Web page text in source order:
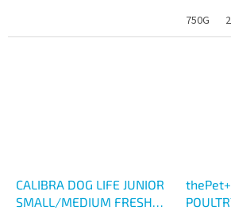
750G
CALIBRA DOG LIFE JUNIOR
SMALL/MEDIUM FRESH